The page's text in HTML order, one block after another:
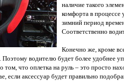
наличие такого
комфорта в процессе
зимний период
Соответственно
Конечно же, кроме
Поэтому водителю будет более удобнее
что оплетка на руль – это просто
если аксессуар будет правильно